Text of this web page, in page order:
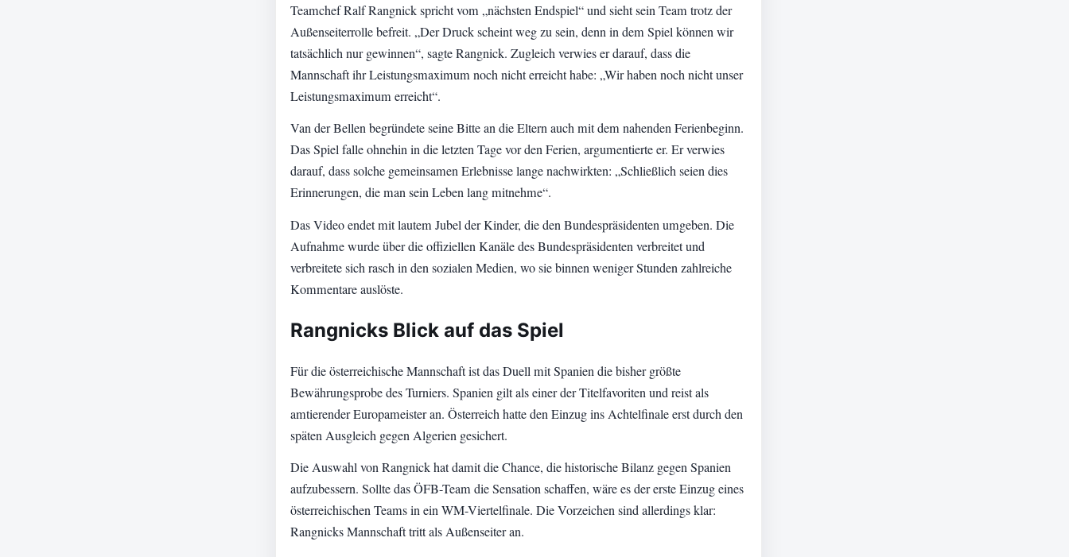
Teamchef Ralf Rangnick spricht vom „nächsten Endspiel“ und sieht sein Team trotz der
Außenseiterrolle befreit. „Der Druck scheint weg zu sein, denn in dem Spiel können wir
tatsächlich nur gewinnen“, sagte Rangnick. Zugleich verwies er darauf, dass die
Mannschaft ihr Leistungsmaximum noch nicht erreicht habe: „Wir haben noch nicht unser
Leistungsmaximum erreicht“.
Van der Bellen begründete seine Bitte an die Eltern auch mit dem nahenden Ferienbeginn.
Das Spiel falle ohnehin in die letzten Tage vor den Ferien, argumentierte er. Er verwies
darauf, dass solche gemeinsamen Erlebnisse lange nachwirkten: „Schließlich seien dies
Erinnerungen, die man sein Leben lang mitnehme“.
Das Video endet mit lautem Jubel der Kinder, die den Bundespräsidenten umgeben. Die
Aufnahme wurde über die offiziellen Kanäle des Bundespräsidenten verbreitet und
verbreitete sich rasch in den sozialen Medien, wo sie binnen weniger Stunden zahlreiche
Kommentare auslöste.
Rangnicks Blick auf das Spiel
Für die österreichische Mannschaft ist das Duell mit Spanien die bisher größte
Bewährungsprobe des Turniers. Spanien gilt als einer der Titelfavoriten und reist als
amtierender Europameister an. Österreich hatte den Einzug ins Achtelfinale erst durch den
späten Ausgleich gegen Algerien gesichert.
Die Auswahl von Rangnick hat damit die Chance, die historische Bilanz gegen Spanien
aufzubessern. Sollte das ÖFB-Team die Sensation schaffen, wäre es der erste Einzug eines
österreichischen Teams in ein WM-Viertelfinale. Die Vorzeichen sind allerdings klar:
Rangnicks Mannschaft tritt als Außenseiter an.